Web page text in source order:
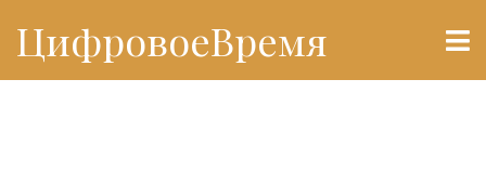
ЦифровоеВремя